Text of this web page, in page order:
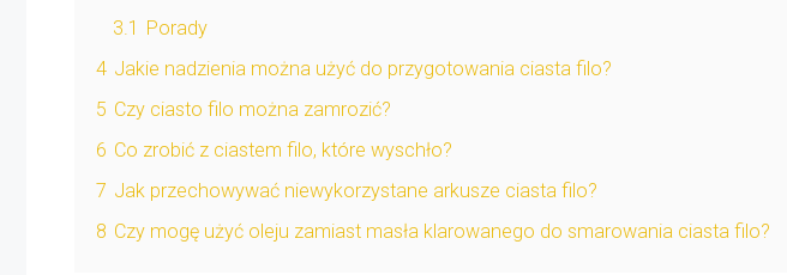
3.1 Porady
4 Jakie nadzienia można użyć do przygotowania ciasta filo?
5 Czy ciasto filo można zamrozić?
6 Co zrobić z ciastem filo, które wyschło?
7 Jak przechowywać niewykorzystane arkusze ciasta filo?
8 Czy mogę użyć oleju zamiast masła klarowanego do smarowania ciasta filo?